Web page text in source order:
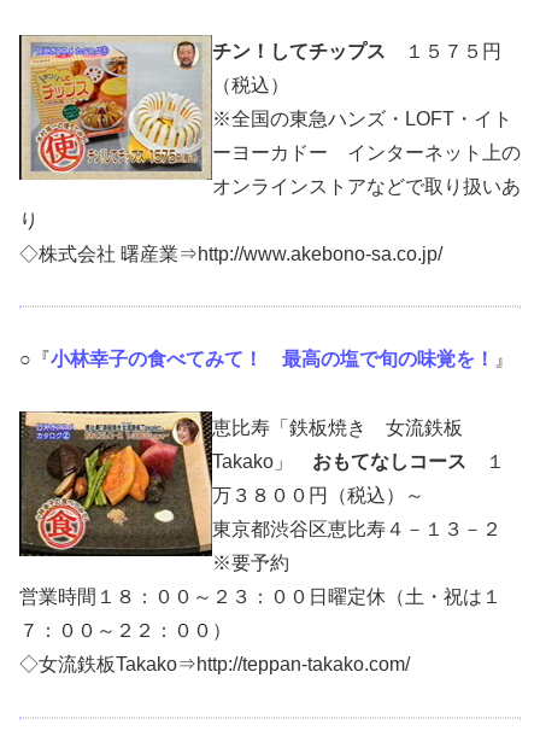
チン！してチップス １５７５円
（税込）
※全国の東急ハンズ・LOFT・イト
ーヨーカドー インターネット上の
オンラインストアなどで取り扱いあ
り
◇株式会社 曙産業⇒http://www.akebono-sa.co.jp/
○『小林幸子の食べてみて！ 最高の塩で旬の味覚を！ 』
恵比寿「鉄板焼き 女流鉄板
Takako」 おもてなしコース １
万３８００円（税込）～
東京都渋谷区恵比寿４－１３－２
※要予約
営業時間１８：００～２３：００日曜定休（土・祝は１
７：００～２２：００）
◇女流鉄板Takako⇒http://teppan-takako.com/